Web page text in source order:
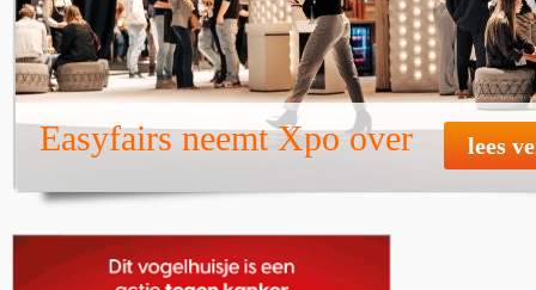
Easyfairs neemt Xpo over lees